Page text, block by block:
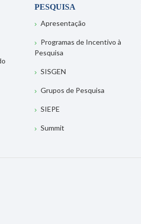
PESQUISA
Apresentação
Programas de Incentivo à
Pesquisa
SISGEN
Grupos de Pesquisa
SIEPE
Summit